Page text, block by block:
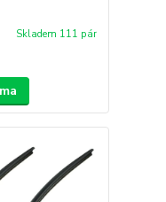
Skladem 111 pár